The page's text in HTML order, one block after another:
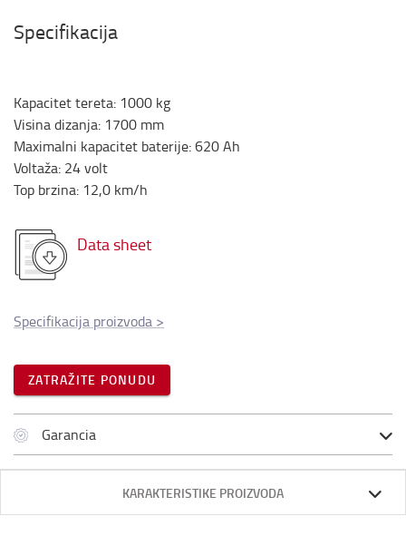
Specifikacija
Kapacitet tereta: 1000 kg
Visina dizanja: 1700 mm
Maximalni kapacitet baterije:620Ah
Voltaža: 24volt
Top brzina: 12,0 km/h
Data sheet
Specifikacija proizvoda >
ZATRAŽITE PONUDU
Garancia
KARAKTERISTIKE PROIZVODA